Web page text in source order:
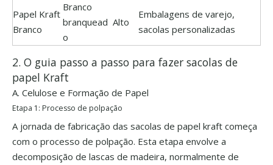
Papel Kraft
Branco
Branco
branquead
o
Alto
Embalagens de varejo,
sacolas personalizadas
2. O guia passo a passo para fazer sacolas de
papel Kraft
A. Celulose e Formação de Papel
Etapa 1: Processo de polpação
A jornada de fabricação das sacolas de papel kraft começa
com o processo de polpação. Esta etapa envolve a
decomposição de lascas de madeira, normalmente de